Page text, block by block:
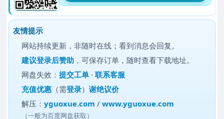
友情提示
网站持续更新，非随时在线；看到消息会回复。
建议登录后赞助 ，可保存订单，随时查看下载地址。
网盘失效：提交工单 ·联系客服
充值优惠 （需登录）谢绝议价
解压：yguoxue.com /www.yguoxue.com
（一般为百度网盘获取）